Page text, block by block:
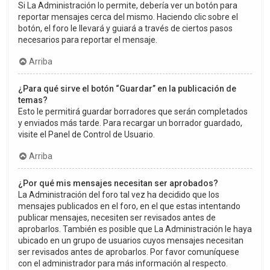
Si La Administración lo permite, debería ver un botón para
reportar mensajes cerca del mismo. Haciendo clic sobre el
botón, el foro le llevará y guiará a través de ciertos pasos
necesarios para reportar el mensaje.
Arriba
¿Para qué sirve el botón “Guardar” en la publicación de
temas?
Esto le permitirá guardar borradores que serán completados
y enviados más tarde. Para recargar un borrador guardado,
visite el Panel de Control de Usuario.
Arriba
¿Por qué mis mensajes necesitan ser aprobados?
La Administración del foro tal vez ha decidido que los
mensajes publicados en el foro, en el que estas intentando
publicar mensajes, necesiten ser revisados antes de
aprobarlos. También es posible que La Administración le haya
ubicado en un grupo de usuarios cuyos mensajes necesitan
ser revisados antes de aprobarlos. Por favor comuníquese
con el administrador para más información al respecto.